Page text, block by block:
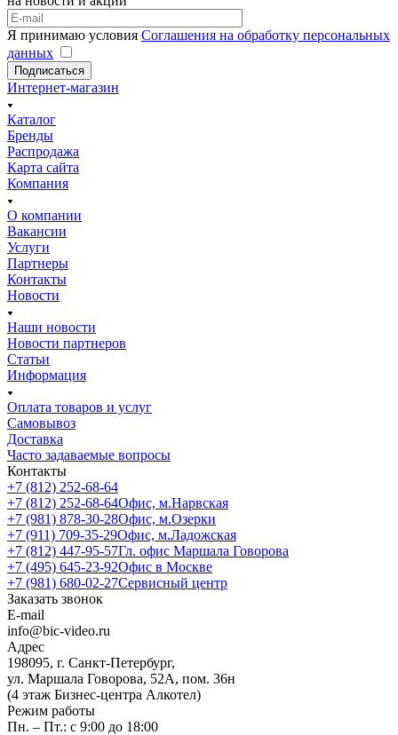
Я принимаю условия Соглашения на обработку персональных
данных
Подписаться
Интернет-магазин
Каталог
Бренды
Распродажа
Карта сайта
Компания
О компании
Вакансии
Услуги
Партнеры
Контакты
Новости
Наши новости
Новости партнеров
Статьи
Информация
Оплата товаров и услуг
Самовывоз
Доставка
Часто задаваемые вопросы
Контакты
+7 (812) 252-68-64
+7 (812) 252-68-64Офис, м.Нарвская
+7 (981) 878-30-28Офис, м.Озерки
+7 (911) 709-35-29Офис, м.Ладожская
+7 (812) 447-95-57Гл. офис Маршала Говорова
+7 (495) 645-23-92Офис в Москве
+7 (981) 680-02-27Сервисный центр
Заказать звонок
E-mail
info@bic-video.ru
Адрес
198095, г. Санкт-Петербург,
ул. Маршала Говорова, 52А, пом. 36н
(4 этаж Бизнес-центра Алкотел)
Режим работы
Пн. – Пт.: с 9:00 до 18:00